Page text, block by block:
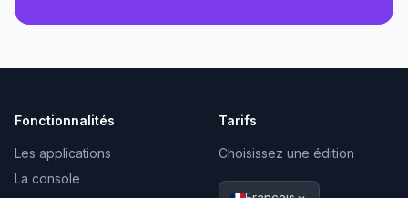
Fonctionnalités
Les applications
La console
Tarifs
Choisissez une édition